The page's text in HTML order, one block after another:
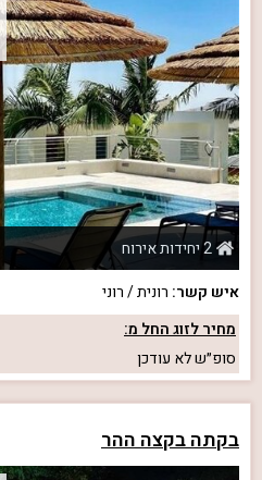
2 יחידות אירוח
איש קשר: רונית / רוני
מחיר לזוג החל מ:
סופ״שלא עודכן
בקתה בקצה ההר